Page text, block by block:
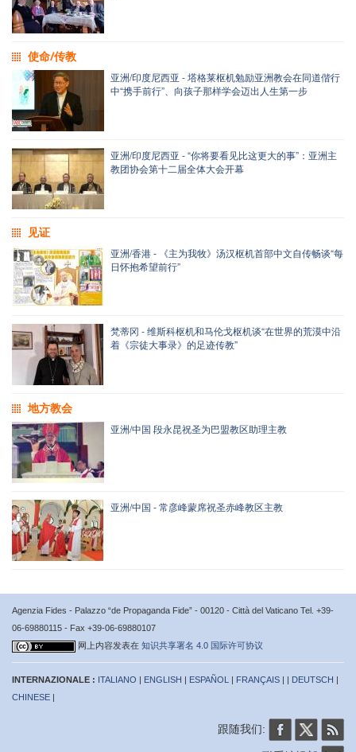
使命/传教
亚洲/印度尼西亚 - 塔格莱枢机勉励亚洲教会在同道偕行
中“携手前行”、向孩子那样学会迈出人生第一步
亚洲/印度尼西亚 - “你将要看见比这更大的事”：亚洲主
教团协会第十二届全体大会开幕
见证
亚洲/香港 - 《主为我牧》汤汉枢机首部中文自传畅谈“每
日怀抱希望前行”
梵蒂冈 - 维斯科枢机和马伦戈枢机谈“在世界的荒漠中沿
着《宗徒大事录》的足迹传教”
地方教会
亚洲/中国 段永昆祝圣为巴盟教区助理主教
亚洲/中国 - 常彦峰蒙席祝圣赤峰教区主教
Agenzia Fides - Palazzo “de Propaganda Fide” - 00120 - Città del Vaticano Tel. +39-
06-69880115 - Fax +39-06-69880107
网上内容发表在 知识共享署名 4.0 国际许可协议
INTERNAZIONALE : ITALIANO | ENGLISH | ESPAÑOL | FRANÇAIS | | DEUTSCH |
CHINESE |
跟随我们: